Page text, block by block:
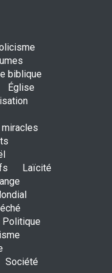
? - das auge
n°2
00:00
Klima-
in den
wache-
biblique
Église
miracles
Laïcité
Politique
Société